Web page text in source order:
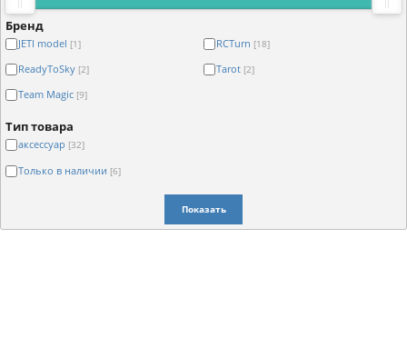
Бренд
JETI model [1] RCTurn [18]
ReadyToSky [2] Tarot [2]
Team Magic [9]
Тип товара
аксессуар [32]
Только в наличии [6]
Показать